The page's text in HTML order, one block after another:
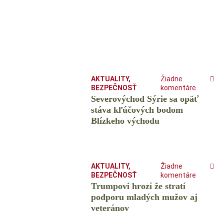
AKTUALITY,
BEZPEČNOSŤ
Žiadne
komentáre
Severovýchod Sýrie sa opäť
stáva kľúčových bodom
Blízkeho východu
AKTUALITY,
BEZPEČNOSŤ
Žiadne
komentáre
Trumpovi hrozí že stratí
podporu mladých mužov aj
veteránov